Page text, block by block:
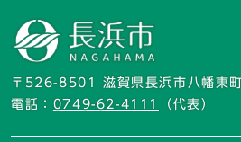
〒526-8501 滋賀県長浜市八幡東
電話： 0749-62-4111 （代表）